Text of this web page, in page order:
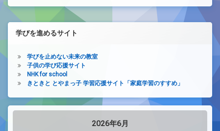
学びを進めるサイト
学びを止めない未来の教室
子供の学び応援サイト
NHK for school
きときと とやまっ子 学習応援サイト「家庭学習のすすめ」
2026年6月